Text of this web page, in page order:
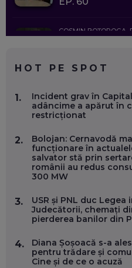
COSMIN BOȚOROGA,
FOLOSEȘTI
SE VA SCHIMBA
EP. 58
MARIUS PAȘCULEA,
FOLOSEȘTI
CĂTRE ARTĂ, LA
EP. 57
ANDREI AVĂDANEI,
EFICIENT VIAȚA
EP. 56
HOT PE SPOT
1.
Incident grav în
adâncime a apărut în
restricționat
2.
Bolojan: Cernavodă
funcționare în
salvator stă prin
românii au redus
300 MW
3.
USR și PNL duc Legea
Judecătorii, chemați
pierderea banilor din
4.
Diana Șoșoacă s-a
pentru trădare și
Cine și de ce o acuză